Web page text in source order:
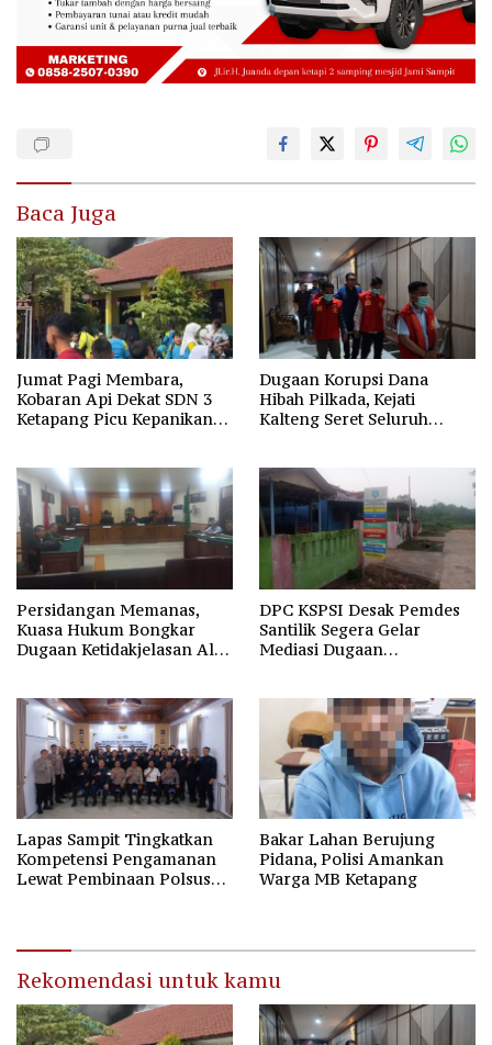
Baca Juga
Jumat Pagi Membara,
Kobaran Api Dekat SDN 3
Ketapang Picu Kepanikan
Dugaan Korupsi Dana
Hibah Pilkada, Kejati
Kalteng Seret Seluruh
Persidangan Memanas,
Kuasa Hukum Bongkar
Dugaan Ketidakjelasan Alur
DPC KSPSI Desak Pemdes
Santilik Segera Gelar
Mediasi Dugaan
Lapas Sampit Tingkatkan
Kompetensi Pengamanan
Lewat Pembinaan Polsus
Bakar Lahan Berujung
Pidana, Polisi Amankan
Warga MB Ketapang
Rekomendasi untuk kamu